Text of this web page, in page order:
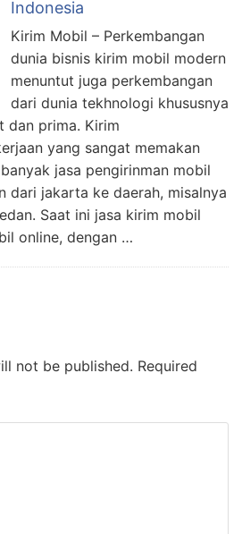
Indonesia
Kirim Mobil – Perkembangan
dunia bisnis kirim mobil modern
menuntut juga perkembangan
dari dunia tekhnologi khususnya
dan prima. Kirim
yang sangat memakan
jasa pengirinman mobil
dari jakarta ke daerah, misalnya
Saat ini jasa kirim mobil
online, dengan …
not be published. Required